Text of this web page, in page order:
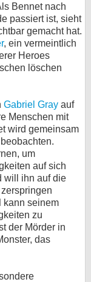
Bennet nach
passiert ist, sieht
gemacht hat.
, ein vermeintlich
Heroes
löschen
Gabriel Gray auf
Menschen mit
wird gemeinsam
um
auf sich
will ihn auf die
kann seinem
zu
der Mörder in
das